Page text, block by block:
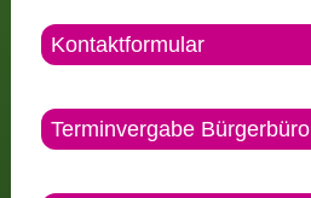
Kontaktformular
Terminvergabe Bürgerbüro